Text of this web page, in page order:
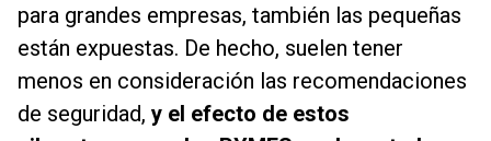
para grandes empresas, también las pequeñas
están expuestas. De hecho, suelen tener
menos en consideración las recomendaciones
de seguridad, y el efecto de estos